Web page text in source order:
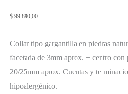
$ 99.890,00
Collar tipo gargantilla en piedras
facetada de 3mm aprox. + centro con
20/25mm aprox. Cuentas y
hipoalergénico.